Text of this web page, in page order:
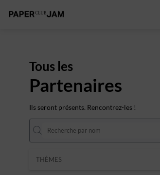
Tous les
Partenaires
Ils seront présents. Rencontrez-les !
THÈMES